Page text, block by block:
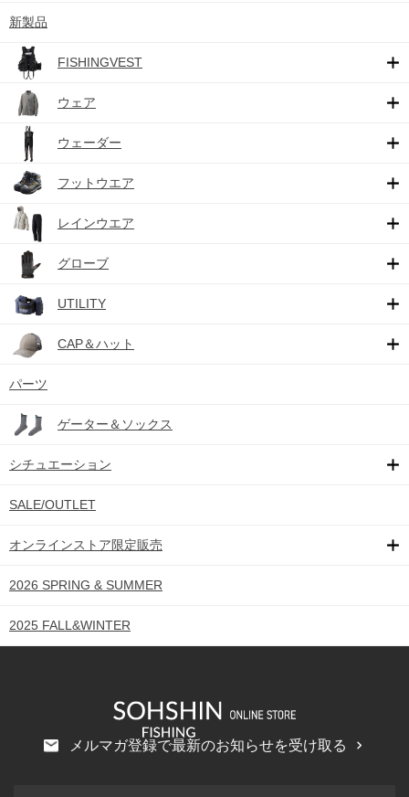
新製品
FISHINGVEST
ウェア
ウェーダー
フットウエア
レインウエア
グローブ
UTILITY
CAP＆ハット
パーツ
ゲーター＆ソックス
シチュエーション
SALE/OUTLET
オンラインストア限定販売
2026 SPRING & SUMMER
2025 FALL&WINTER
メルマガ登録で最新のお知らせを受け取る